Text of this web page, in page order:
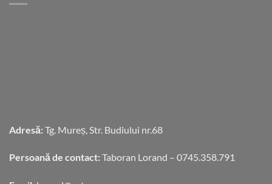
Adresă: Tg. Mureș, Str. Budiului nr.68
Persoană de contact: Taboran Lorand – 0745.358.791